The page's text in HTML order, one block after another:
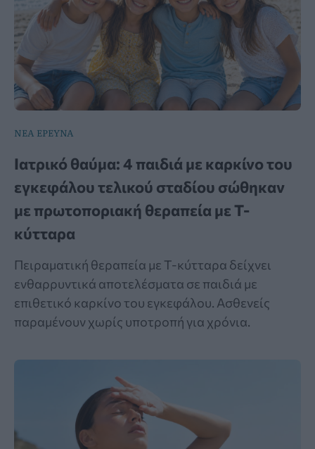
ΝΕΑ ΕΡΕΥΝΑ
Ιατρικό θαύμα: 4 παιδιά με καρκίνο του
εγκεφάλου τελικού σταδίου σώθηκαν
με πρωτοποριακή θεραπεία με Τ-
κύτταρα
Πειραματική θεραπεία με Τ-κύτταρα δείχνει
ενθαρρυντικά αποτελέσματα σε παιδιά με
επιθετικό καρκίνο του εγκεφάλου. Ασθενείς
παραμένουν χωρίς υποτροπή για χρόνια.